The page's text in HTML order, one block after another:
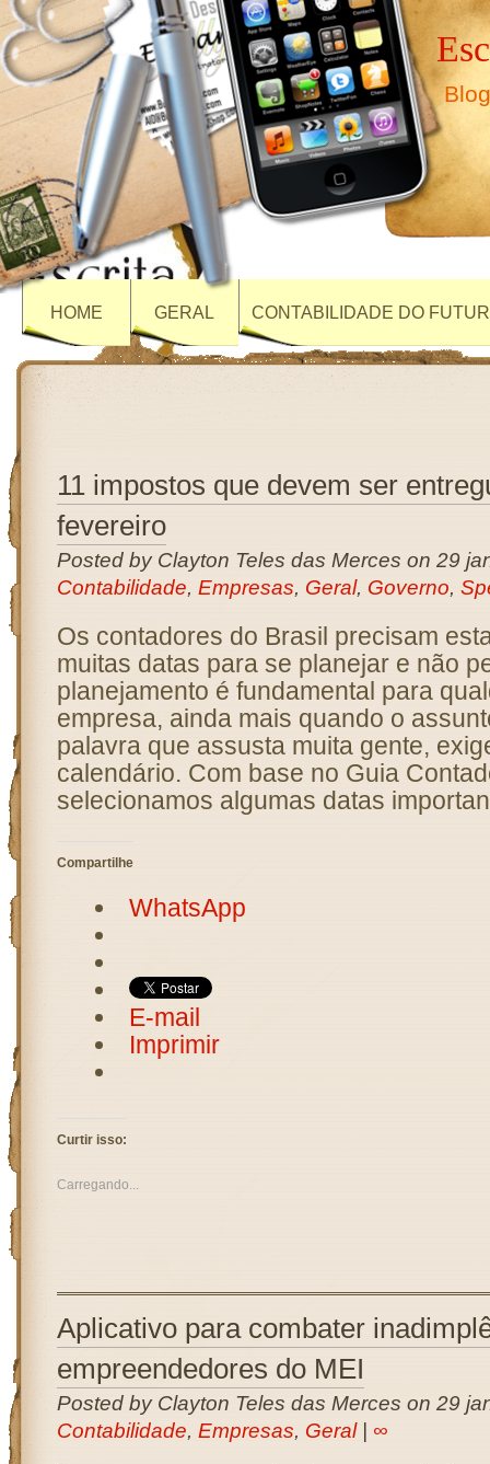
HOME GERAL CONTABILIDADE DO
11 impostos que devem ser
fevereiro
Posted by Clayton Teles das Merces on 29
Contabilidade, Empresas, Geral, Governo,
Os contadores do Brasil precisam
muitas datas para se planejar e não
planejamento é fundamental para
empresa, ainda mais quando o
palavra que assusta muita gente,
calendário. Com base no Guia
selecionamos algumas datas
Compartilhe
WhatsApp
E-mail
Imprimir
Curtir isso:
Carregando...
Aplicativo para combater
empreendedores do MEI
Posted by Clayton Teles das Merces on 29
Contabilidade, Empresas, Geral| ∞